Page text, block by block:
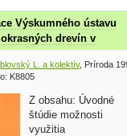
Výskumného ústavu
drevín v
L. a kolektív, Príroda
K8805
Z obsahu: Úvodné
štúdie možnosti
využitia